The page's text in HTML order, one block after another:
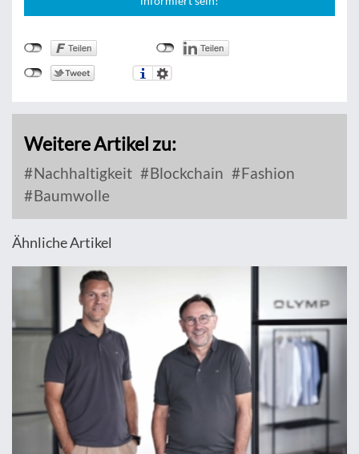
Weitere Artikel zu:
Nachhaltigkeit Blockchain
Fashion
Baumwolle
Ähnliche Artikel